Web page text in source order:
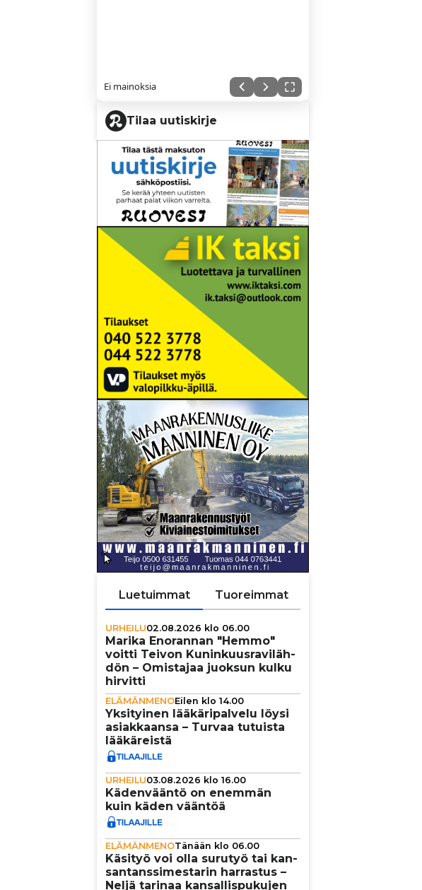
Ei mainoksia
Tilaa uutiskirje
Luetuimmat Tuoreimmat
URHEILU02.08.2026 klo 06.00
Marika Enorannan "Hemmo"
voitti Teivon Kunin­kuus­ra­vi­läh­
dön – Omistajaa juoksun kulku
hirvitti
ELÄMÄNMENOEilen klo 14.00
Yksi­tyi­nen lää­kä­ri­pal­velu löysi
asi­ak­kaansa – Turvaa tutuista
lää­kä­reistä
URHEILU03.08.2026 klo 16.00
Käden­vääntö on enemmän
kuin käden vääntöä
ELÄMÄNMENOTänään klo 06.00
Käsityö voi olla surutyö tai kan­
san­tans­si­mes­ta­rin harrastus –
Neljä tarinaa kan­sal­lis­pu­ku­jen